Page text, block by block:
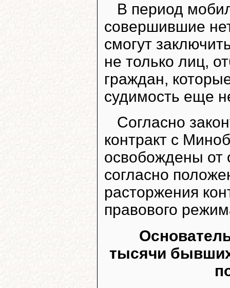
В период
совершившие
смогут
не только лиц,
граждан,
судимость еще
Согласно
контракт с
освобождены от
согласно
расторжения
правового
тысячи